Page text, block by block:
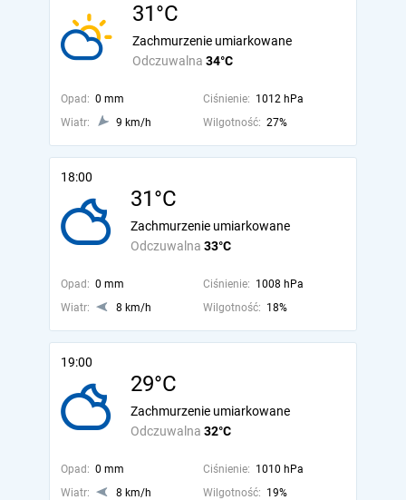
31°C
Odczuwalna 34°C
Zachmurzenie umiarkowane
Opad: 0 mm Ciśnienie: 1012 hPa
Wiatr:
9 km/h Wilgotność: 27%
18:00
31°C
Odczuwalna 33°C
Zachmurzenie umiarkowane
Opad: 0 mm Ciśnienie: 1008 hPa
Wiatr:
8 km/h Wilgotność: 18%
19:00
29°C
Odczuwalna 32°C
Zachmurzenie umiarkowane
Opad: 0 mm Ciśnienie: 1010 hPa
Wiatr:
8 km/h Wilgotność: 19%